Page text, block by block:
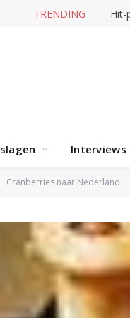
TRENDING Hit-
Interviews
Cranberries naar Nederland